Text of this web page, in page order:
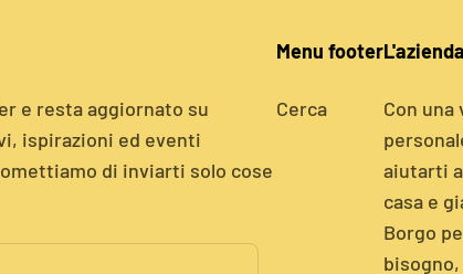
e resta aggiornato su
ispirazioni ed eventi
di inviarti solo cose
Menu footer
Cerca
L'azienda
Con
aiutarti
casa e
Borgo